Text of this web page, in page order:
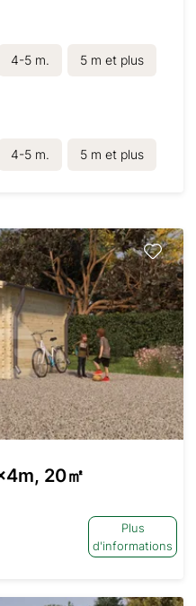
4-5 m. 5 m et plus
4-5 m. 5 m et plus
20㎡
Plus
d'informations